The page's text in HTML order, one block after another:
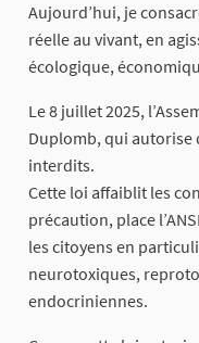
Aujourd’hui, je
réelle au vivant, en
écologique,
Le 8 juillet 2025,
Duplomb, qui autorise
interdits.
Cette loi affaiblit les
précaution, place
les citoyens en
neurotoxiques,
endocriniennes.